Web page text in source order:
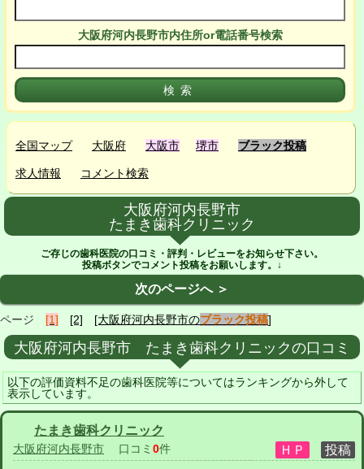
大阪府河内長野市内住所or電話番号検索
全国マップ 大阪府 大阪市 堺市 ブラック投稿
求人情報 コメント検索
大阪府河内長野市
たまき歯科クリニック
ご存じの歯科医院の口コミ・評判・レビューをお知らせ下さい。
投稿ボタンでコメント投稿をお願いします。↓
次のページへ ＞
ページ [1] [2] [大阪府河内長野市のブラック投稿]
大阪府河内長野市 たまき歯科クリニックの口コミ
以下の評価資料不足の歯科医院等についてはランキングから外して
表示しています。
たまき歯科クリニック
大阪府河内長野市 口コミ 0件